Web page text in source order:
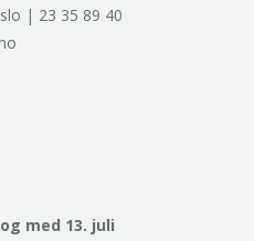
| 23 35 89 40
med 13. juli